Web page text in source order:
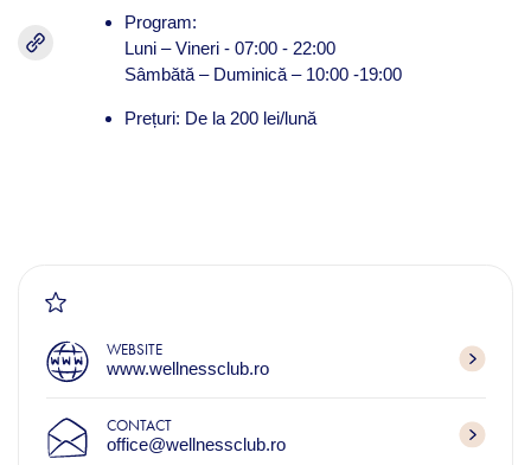
Program:
Luni – Vineri - 07:00 - 22:00
Sâmbătă – Duminică – 10:00 -19:00
Prețuri: De la 200 lei/lună
WEBSITE
www.wellnessclub.ro
CONTACT
office@wellnessclub.ro